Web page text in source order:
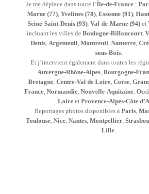
Je me déplace dans toute l’Île-de-France :
Marne (77), Yvelines (78), Essonne (91),
Seine-Saint-Denis (93), Val-de-Marne (94)et
incluant les villes de Boulogne-Billancourt,
Denis, Argenteuil, Montreuil, Nanterre,
sous-Bois.
Et j’intervient également dans toutes les
Auvergne-Rhône-Alpes, Bourgogne-
Bretagne, Centre-Val de Loire, Corse,
France, Normandie, Nouvelle-Aquitaine,
Loireet Provence-Alpes-Côte
Reportages photos disponibles à Paris,
Toulouse, Nice, Nantes, Montpellier,
Lille.